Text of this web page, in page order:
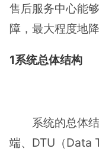
售后服务中心能
障，最大程度地
1系统总体结构
系统的总体结
端、DTU（Data